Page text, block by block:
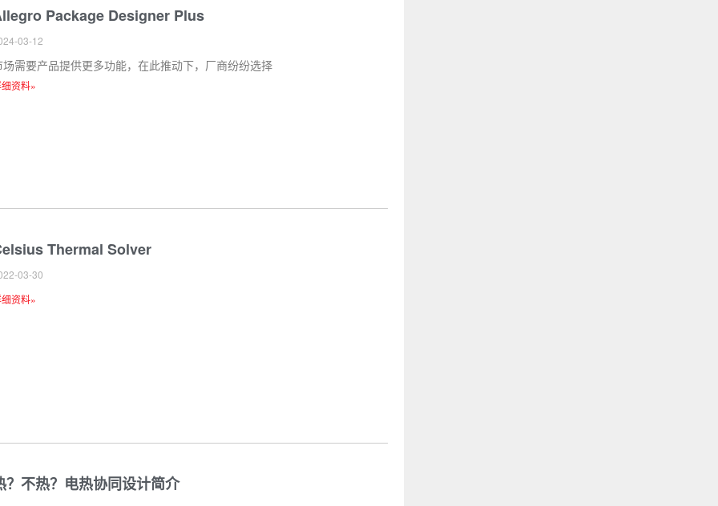
Package Designer Plus
03-12
场需要产品提供更多功能，在此推动下，厂商纷纷选择
资料»
Thermal Solver
03-30
资料»
？不热？电热协同设计简介